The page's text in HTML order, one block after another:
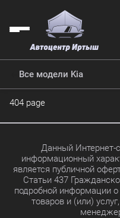
Все модели Kia
404 page
Данный Интернет-
информационный
является публичной
Статьи 437
подробной информации
товаров и (или)